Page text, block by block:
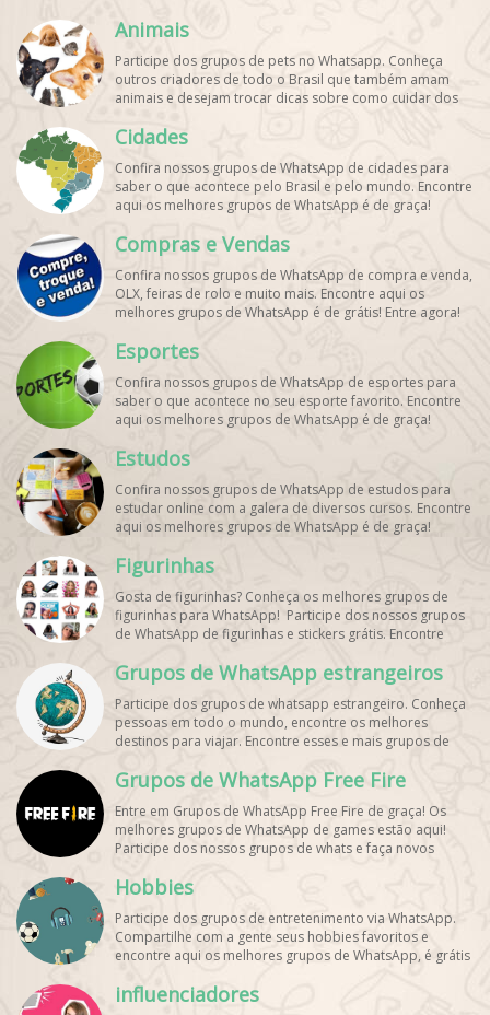
Animais
Participe dos grupos de pets no Whatsapp. Conheça
outros criadores de todo o Brasil que também amam
animais e desejam trocar dicas sobre como cuidar dos
graça!
Cidades
Confira nossos grupos de WhatsApp de cidades para
saber o que acontece pelo Brasil e pelo mundo. Encontre
aqui os melhores grupos de WhatsApp é de graça!
Compras e Vendas
Confira nossos grupos de WhatsApp de compra e venda,
OLX, feiras de rolo e muito mais. Encontre aqui os
melhores grupos de WhatsApp é de grátis! Entre agora!
Esportes
Confira nossos grupos de WhatsApp de esportes para
saber o que acontece no seu esporte favorito. Encontre
aqui os melhores grupos de WhatsApp é de graça!
Estudos
Confira nossos grupos de WhatsApp de estudos para
estudar online com a galera de diversos cursos. Encontre
aqui os melhores grupos de WhatsApp é de graça!
Figurinhas
Gosta de figurinhas? Conheça os melhores grupos de
figurinhas para WhatsApp! Participe dos nossos grupos
de WhatsApp de figurinhas e stickers grátis. Encontre
perfil!
Grupos de WhatsApp estrangeiros
Participe dos grupos de whatsapp estrangeiro. Conheça
pessoas em todo o mundo, encontre os melhores
destinos para viajar. Encontre esses e mais grupos de
Grupos de WhatsApp Free Fire
Entre em Grupos de WhatsApp Free Fire de graça! Os
melhores grupos de WhatsApp de games estão aqui!
Participe dos nossos grupos de whats e faça novos
Hobbies
Participe dos grupos de entretenimento via WhatsApp.
Compartilhe com a gente seus hobbies favoritos e
encontre aqui os melhores grupos de WhatsApp, é grátis
influenciadores